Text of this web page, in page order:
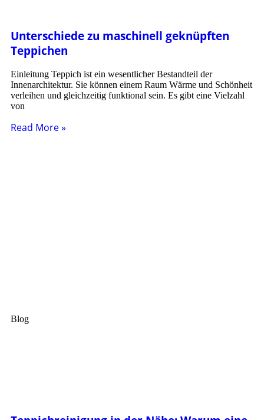
Unterschiede zu maschinell geknüpften
Teppichen
Einleitung Teppich ist ein wesentlicher Bestandteil der
Innenarchitektur. Sie können einem Raum Wärme und Schönheit
verleihen und gleichzeitig funktional sein. Es gibt eine Vielzahl
von
Read More »
Blog